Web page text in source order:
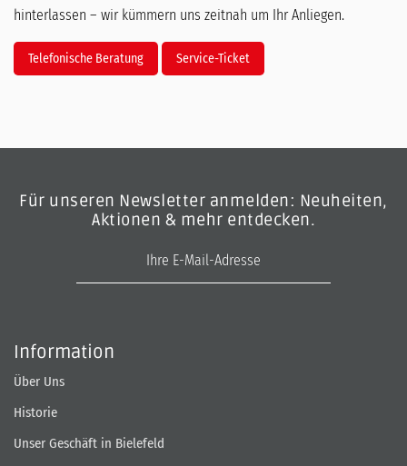
hinterlassen – wir kümmern uns zeitnah um Ihr Anliegen.
Telefonische Beratung Service-Ticket
Für unseren Newsletter anmelden: Neuheiten,
Aktionen & mehr entdecken.
Information
Über Uns
Historie
Unser Geschäft in Bielefeld